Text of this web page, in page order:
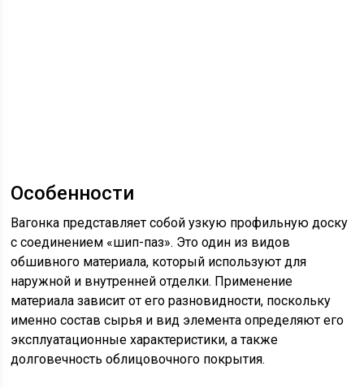
Особенности
Вагонка представляет собой узкую профильную доску
с соединением «шип-паз». Это один из видов
обшивного материала, который используют для
наружной и внутренней отделки. Применение
материала зависит от его разновидности, поскольку
именно состав сырья и вид элемента определяют его
эксплуатационные характеристики, а также
долговечность облицовочного покрытия.